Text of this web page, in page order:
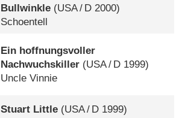
Bullwinkle (USA/ D 2000)
Schoentell
Ein hoffnungsvoller
Nachwuchskiller (USA/ D 1999)
Uncle Vinnie
Stuart Little (USA/ D 1999)